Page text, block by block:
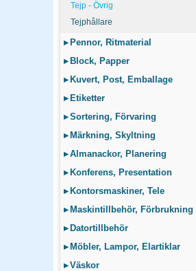
Tejp - Övrig
Tejphållare
▸ Pennor, Ritmaterial
▸ Block, Papper
▸ Kuvert, Post, Emballage
▸ Etiketter
▸Sortering, Förvaring
▸ Märkning, Skyltning
▸Almanackor, Planering
▸ Konferens, Presentation
▸ Kontorsmaskiner, Tele
▸ Maskintillbehör, Förbrukning
▸ Datortillbehör
▸ Möbler, Lampor, Elartiklar
▸Väskor
Tejp mjuk Etab 33946 PVC
25mmx20m vit